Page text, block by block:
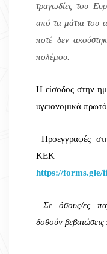
τραγωδίες του
από τα μάτια του
ποτέ δεν
πολέμου.
Η είσοδος στην
υγειονομικά
Προεγγραφές
ΚΕΚ
https://
Σε όσους/ες
δοθούν